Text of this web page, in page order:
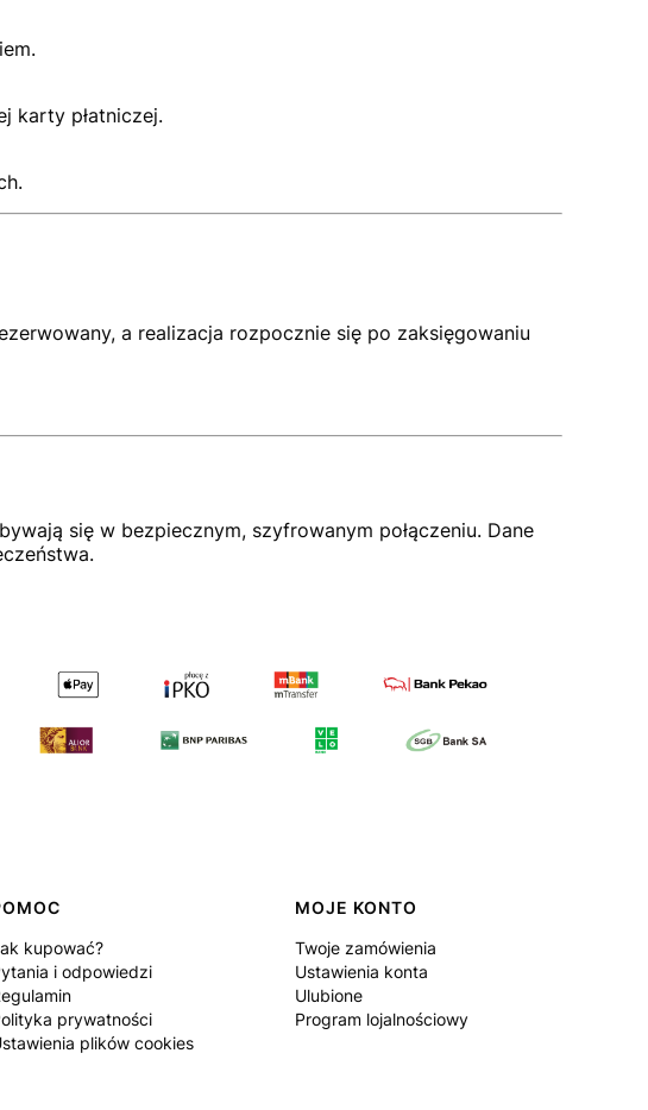
karty płatniczej.
a realizacja rozpocznie się po zaksięgowaniu
się w bezpiecznym, szyfrowanym połączeniu. Dane
kupować?
i odpowiedzi
prywatności
plików cookies
MOJE KONTO
Twoje zamówienia
Ustawienia konta
Ulubione
Program lojalnościowy